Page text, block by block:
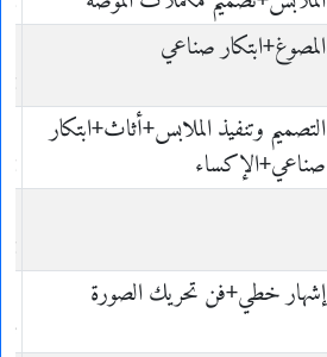
المصوغ+ابتكار صناعي
التصميم وتنفيذ الملابس+أثاث+ابتكار
صناعي+الإكساء
إشهار خطي+فن تحريك الصورة